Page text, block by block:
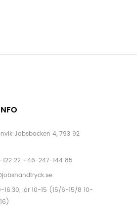
Jobsbacken 4, 793 92
22 +46-247-144 85
16.30, lör 10-15 (15/6-15/8 10-